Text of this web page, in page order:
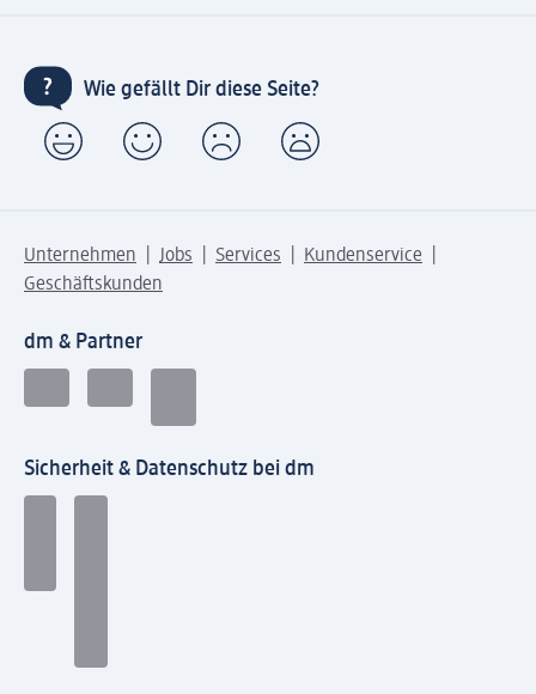
Wie gefällt Dir diese Seite?
Unternehmen Jobs Services
Kundenservice
Geschäftskunden
dm & Partner
Sicherheit & Datenschutz bei dm